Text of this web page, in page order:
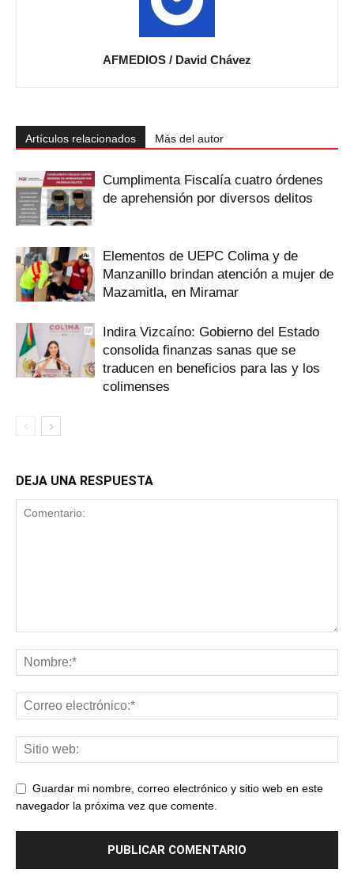
AFMEDIOS / David Chávez
Artículos relacionados Más del autor
Cumplimenta Fiscalía cuatro órdenes
de aprehensión por diversos delitos
Elementos de UEPC Colima y de
Manzanillo brindan atención a mujer de
Mazamitla, en Miramar
Indira Vizcaíno: Gobierno del Estado
consolida finanzas sanas que se
traducen en beneficios para las y los
colimenses
DEJA UNA RESPUESTA
Guardar mi nombre, correo electrónico y sitio web en este
navegador la próxima vez que comente.